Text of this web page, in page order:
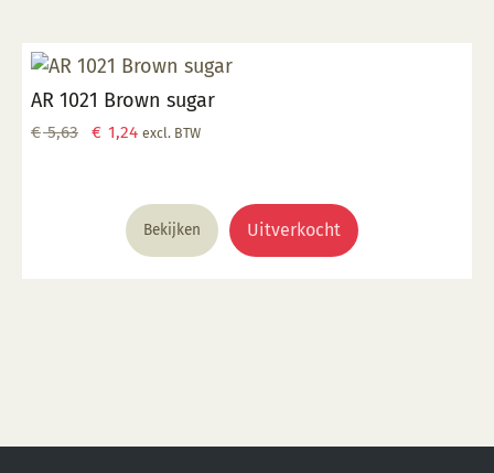
AR 1021 Brown sugar
€5,63
Oorspronkelijke
€ 5,63.
€ 1,24Huidige
€ 1,24.
excl. BTW
Bekijken Uitverkocht